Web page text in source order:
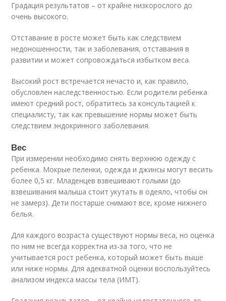
Градация результатов – от крайне низкорослого до
очень высокого.
Отставание в росте может быть как следствием
недоношенности, так и заболевания, отставания в
развитии и может сопровождаться избытком веса.
Высокий рост встречается нечасто и, как правило,
обусловлен наследственностью. Если родители ребенка
имеют средний рост, обратитесь за консультацией к
специалисту, так как превышение нормы может быть
следствием эндокринного заболевания.
Вес
При измерении необходимо снять верхнюю одежду с
ребенка. Мокрые пеленки, одежда и джинсы могут весить
более 0,5 кг. Младенцев взвешивают голыми (до
взвешивания малыша стоит укутать в одеяло, чтобы он
не замерз). Дети постарше снимают все, кроме нижнего
белья.
Для каждого возраста существуют нормы веса, но оценка
по ним не всегда корректна из-за того, что не
учитывается рост ребенка, который может быть выше
или ниже нормы. Для адекватной оценки воспользуйтесь
анализом индекса массы тела (ИМТ).